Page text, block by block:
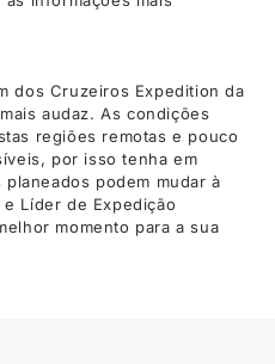
dos Cruzeiros Expedition da
audaz. As condições
regiões remotas e pouco
por isso tenha em
podem mudar à
Líder de Expedição
momento para a sua